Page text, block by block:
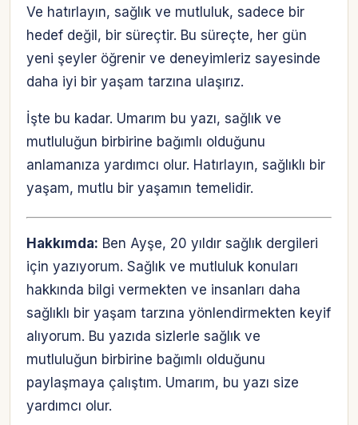
Ve hatırlayın, sağlık ve mutluluk, sadece bir
hedef değil, bir süreçtir. Bu süreçte, her gün
yeni şeyler öğrenir ve deneyimleriz sayesinde
daha iyi bir yaşam tarzına ulaşırız.
İşte bu kadar. Umarım bu yazı, sağlık ve
mutluluğun birbirine bağımlı olduğunu
anlamanıza yardımcı olur. Hatırlayın, sağlıklı bir
yaşam, mutlu bir yaşamın temelidir.
Hakkımda: Ben Ayşe, 20 yıldır sağlık dergileri
için yazıyorum. Sağlık ve mutluluk konuları
hakkında bilgi vermekten ve insanları daha
sağlıklı bir yaşam tarzına yönlendirmekten keyif
alıyorum. Bu yazıda sizlerle sağlık ve
mutluluğun birbirine bağımlı olduğunu
paylaşmaya çalıştım. Umarım, bu yazı size
yardımcı olur.